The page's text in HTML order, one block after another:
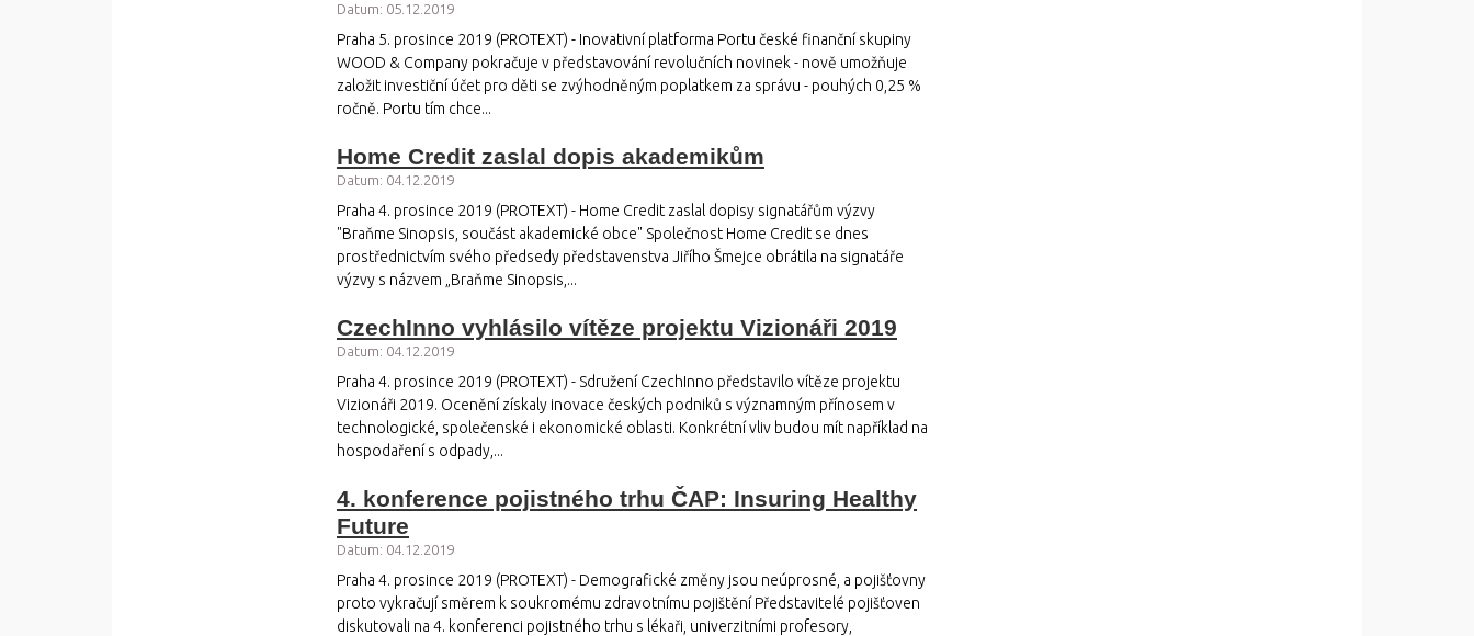
Datum: 05.12.2019
Praha 5. prosince 2019 (PROTEXT) - Inovativní platforma Portu české finanční skupiny
WOOD & Company pokračuje v představování revolučních novinek - nově umožňuje
založit investiční účet pro děti se zvýhodněným poplatkem za správu - pouhých 0,25 %
ročně. Portu tím chce...
Home Credit zaslal dopis akademikům
Datum: 04.12.2019
Praha 4. prosince 2019 (PROTEXT) - Home Credit zaslal dopisy signatářům výzvy
"Braňme Sinopsis, součást akademické obce" Společnost Home Credit se dnes
prostřednictvím svého předsedy představenstva Jiřího Šmejce obrátila na signatáře
výzvy s názvem „Braňme Sinopsis,...
CzechInno vyhlásilo vítěze projektu Vizionáři 2019
Datum: 04.12.2019
Praha 4. prosince 2019 (PROTEXT) - Sdružení CzechInno představilo vítěze projektu
Vizionáři 2019. Ocenění získaly inovace českých podniků s významným přínosem v
technologické, společenské i ekonomické oblasti. Konkrétní vliv budou mít například na
hospodaření s odpady,...
4. konference pojistného trhu ČAP: Insuring Healthy
Future
Datum: 04.12.2019
Praha 4. prosince 2019 (PROTEXT) - Demografické změny jsou neúprosné, a pojišťovny
proto vykračují směrem k soukromému zdravotnímu pojištění Představitelé pojišťoven
diskutovali na 4. konferenci pojistného trhu s lékaři, univerzitními profesory,